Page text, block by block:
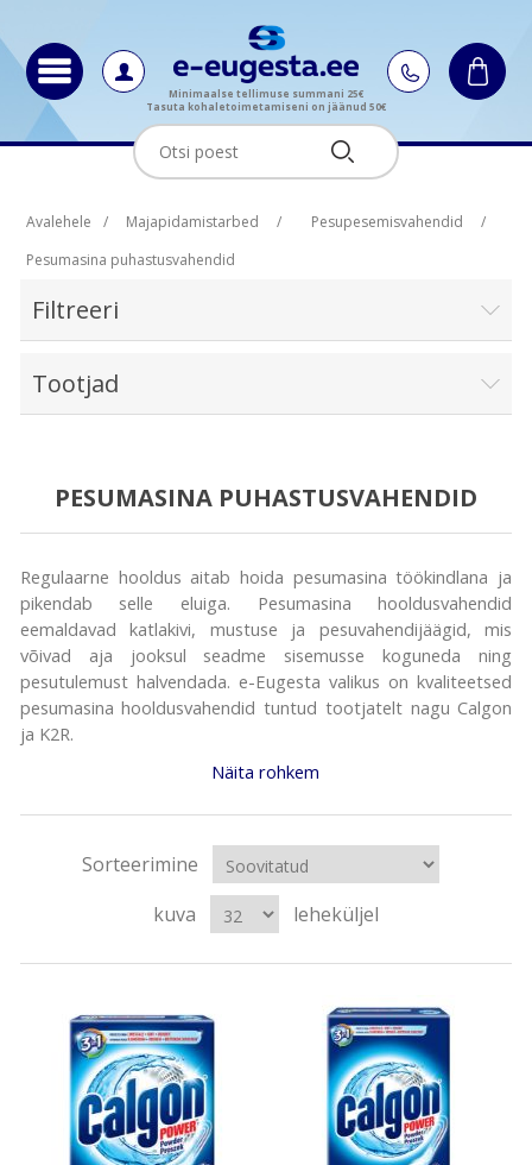
Minimaalse tellimuse summani 25€
Tasuta kohaletoimetamiseni on jäänud 50€
Avalehele / Majapidamistarbed / Pesupesemisvahendid
/
Pesumasina puhastusvahendid
Filtreeri
Tootjad
PESUMASINA PUHASTUSVAHENDID
Regulaarne hooldus aitab hoida pesumasina töökindlana ja
pikendab selle eluiga. Pesumasina hooldusvahendid
eemaldavad katlakivi, mustuse ja pesuvahendijäägid, mis
võivad aja jooksul seadme sisemusse koguneda ning
pesutulemust halvendada. e-Eugesta valikus on kvaliteetsed
pesumasina hooldusvahendid tuntud tootjatelt nagu Calgon
ja K2R.
Näita rohkem
Sorteerimine
kuva
leheküljel